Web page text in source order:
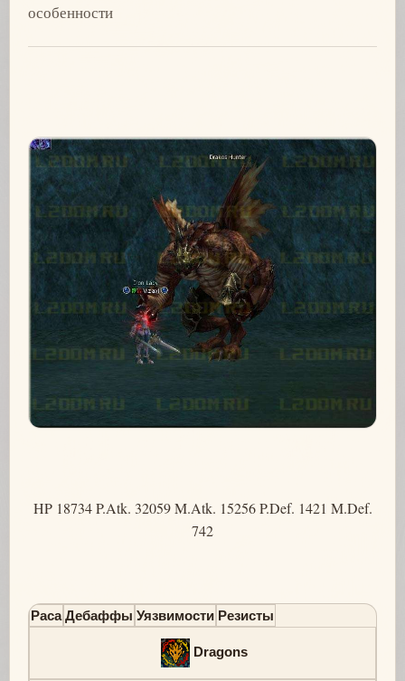
особенности
HP 18734 P.Atk. 32059 M.Atk. 15256 P.Def. 1421 M.Def.
742
Раса Дебаффы Уязвимости Резисты
Dragons